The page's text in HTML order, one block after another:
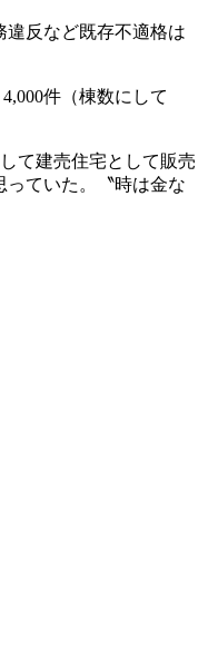
反など既存不適格は
件（棟数にして
て建売住宅として販売
ていた。〝時は金な